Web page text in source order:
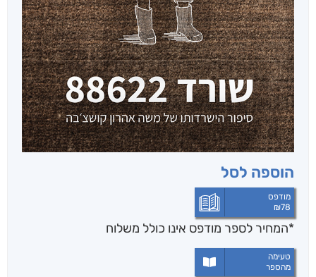
הוספה לסל
מודפס
₪78
*המחיר לספר מודפס אינו כולל משלוח
טעימה
מהספר